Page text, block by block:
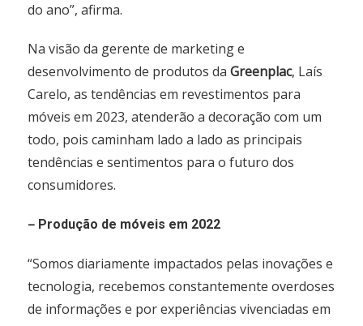
do ano”, afirma.
Na visão da gerente de marketing e
desenvolvimento de produtos daGreenplac, Laís
Carelo, as tendências em revestimentos para
móveis em 2023, atenderão a decoração com um
todo, pois caminham lado a lado as principais
tendências e sentimentos para o futuro dos
consumidores.
– Produção de móveis em 2022
“Somos diariamente impactados pelas inovações e
tecnologia, recebemos constantemente overdoses
de informações e por experiências vivenciadas em